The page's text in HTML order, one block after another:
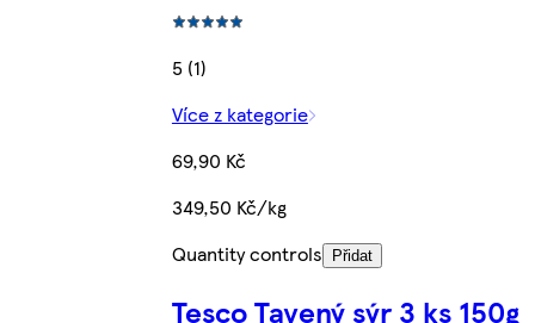
5 (1)
Více z kategorie
69,90 Kč
349,50 Kč/kg
Quantity controls
Přidat
Tesco Tavený sýr 3 ks 150g